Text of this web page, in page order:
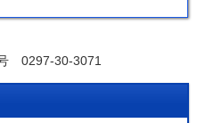
0297-30-3071